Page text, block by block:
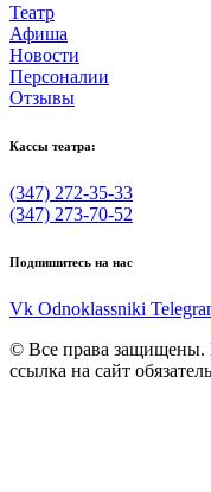
Театр
Афиша
Новости
Персоналии
Отзывы
Кассы театра:
(347) 272-35-33
(347) 273-70-52
Подпишитесь на нас
Vk Odnoklassniki
© Все права защищены.
ссылка на сайт